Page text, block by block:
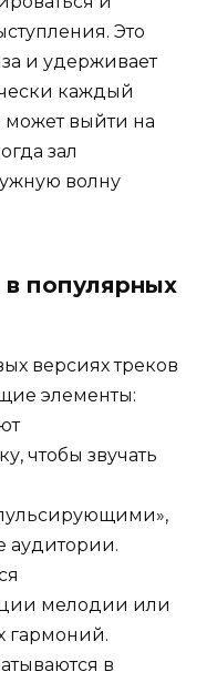
Это
и удерживает
каждый
выйти на
зал
волну
популярных
версиях треков
элементы:
чтобы звучать
аудитории.
мелодии или
гармоний.
в